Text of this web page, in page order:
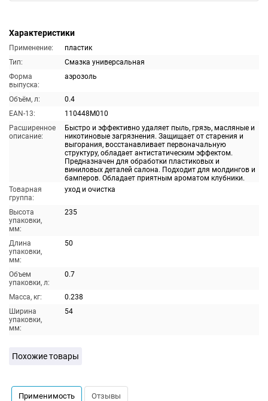
Характеристики
Применение:
пластик
Тип:
Смазка универсальная
Форма
выпуска:
аэрозоль
Объём, л:
0.4
EAN-13:
110448M010
Расширенное
описание:
Быстро и эффективно удаляет пыль, грязь, масляные и
никотиновые загрязнения. Защищает от старения и
выгорания, восстанавливает первоначальную
структуру, обладает антистатическим эффектом.
Предназначен для обработки пластиковых и
виниловых деталей салона. Подходит для молдингов и
бамперов. Обладает приятным ароматом клубники.
Товарная
группа:
уход и очистка
Высота
упаковки,
мм:
235
Длина
упаковки,
мм:
50
Объем
упаковки, л:
0.7
Масса, кг:
0.238
Ширина
упаковки,
мм:
54
Похожие товары
Применимость Отзывы